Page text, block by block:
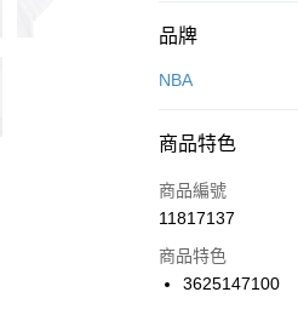
付款方式
信用卡一次付款
合作金庫商業銀行
華南商業銀行
上海商業儲蓄銀行
國泰世華商業銀行
LINE Pay
Apple Pay
品牌
NBA
商品特色
商品編號
11817137
商品特色
3625147100